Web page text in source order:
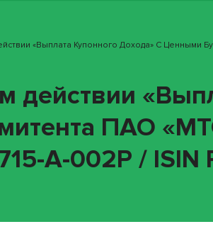
«Выплата Купонного Дохода» С Ценными
действии
ПАО
A-002P / ISIN